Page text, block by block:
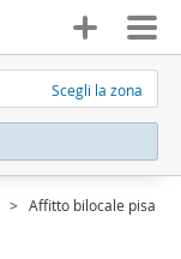
Scegli la zona
Affitto bilocale pisa